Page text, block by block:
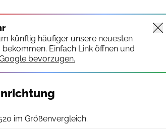
künftig häufiger unsere neuesten
Einfach Link öffnen und
bevorzugen.
im Größenvergleich.